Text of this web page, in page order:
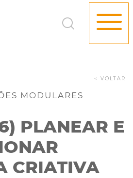
MODULARES
< VOLTAR
PLANEAR E
CRIATIVA